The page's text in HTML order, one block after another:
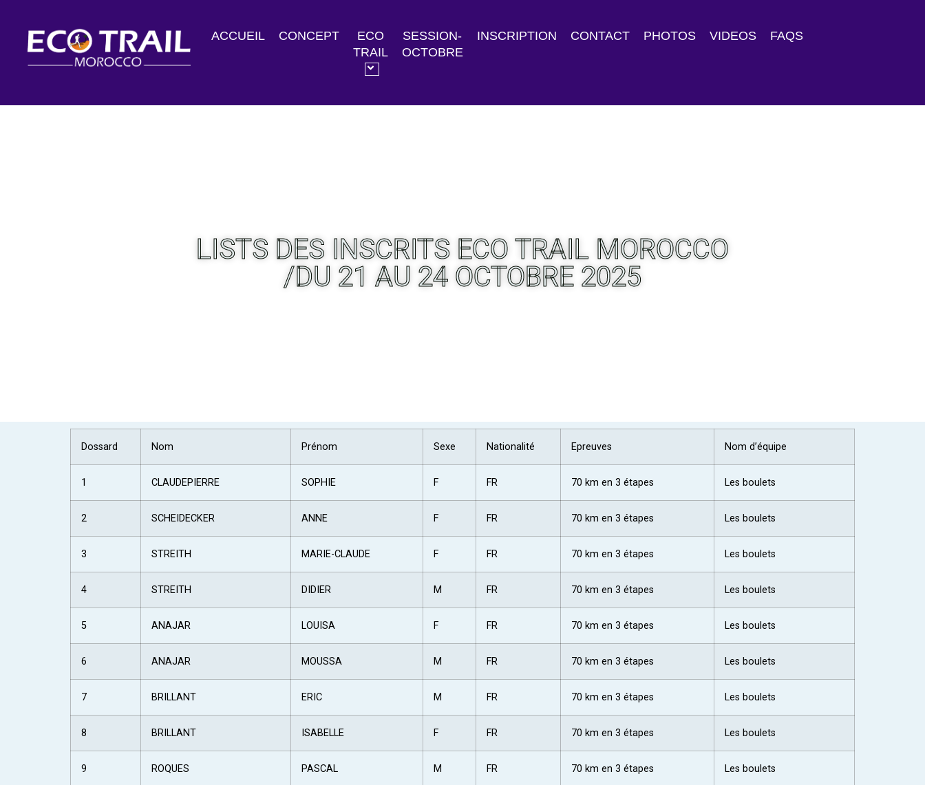
ACCUEIL CONCEPT
ECO
TRAIL
SESSION-
OCTOBRE
INSCRIPTION CONTACT PHOTOS VIDEOS FAQS
LISTS DES INSCRITS ECO TRAIL MOROCCO
/DU 21 AU 24 OCTOBRE 2025
Dossard Nom Prénom Sexe Nationalité Epreuves Nom d’équipe
1 CLAUDEPIERRE SOPHIE F FR 70 km en 3 étapes Les boulets
2 SCHEIDECKER ANNE F FR 70 km en 3 étapes Les boulets
3 STREITH MARIE-CLAUDE F FR 70 km en 3 étapes Les boulets
4 STREITH DIDIER M FR 70 km en 3 étapes Les boulets
5 ANAJAR LOUISA F FR 70 km en 3 étapes Les boulets
6 ANAJAR MOUSSA M FR 70 km en 3 étapes Les boulets
7 BRILLANT ERIC M FR 70 km en 3 étapes Les boulets
8 BRILLANT ISABELLE F FR 70 km en 3 étapes Les boulets
9 ROQUES PASCAL M FR 70 km en 3 étapes Les boulets